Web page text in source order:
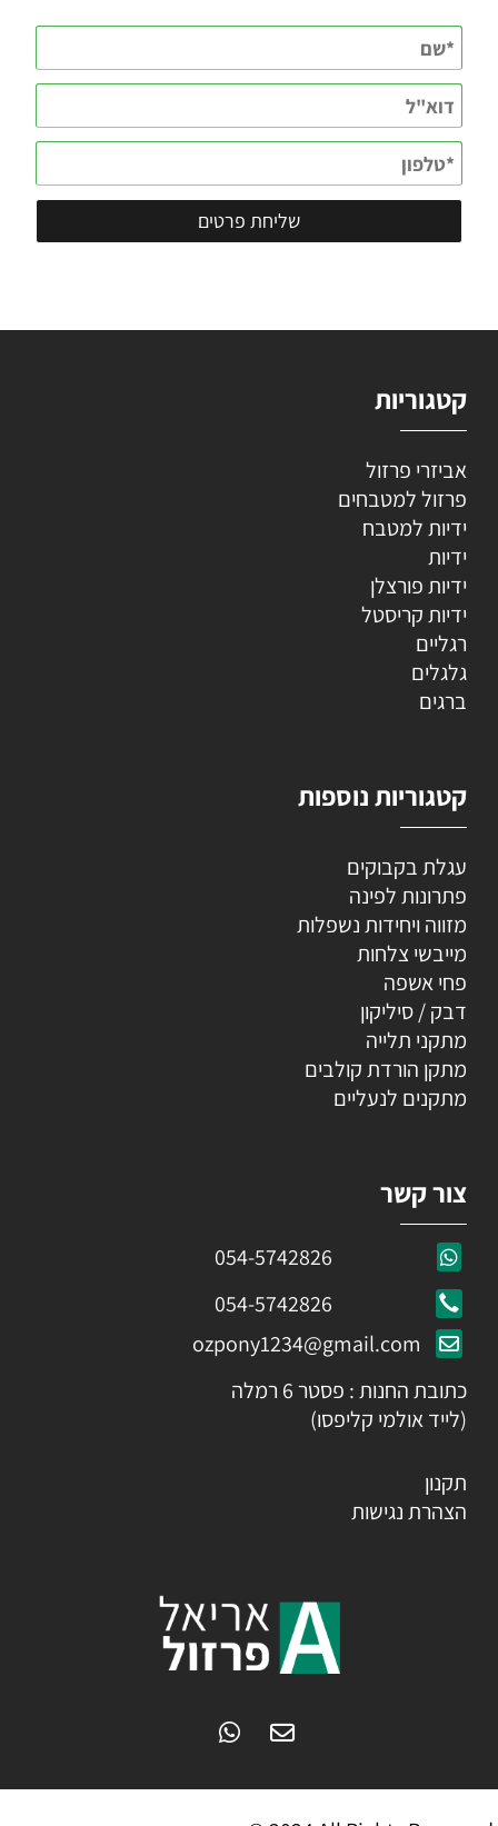
קטגוריות
אביזרי פרזול
פרזול למטבחים
ידיות למטבח
ידיות
ידיות פורצלן
ידיות קריסטל
רגליים
גלגלים
ברגים
קטגוריות נוספות
עגלת בקבוקים
פתרונות לפינה
מזווה ויחידות נשפלות
מייבשי צלחות
פחי אשפה
דבק / סיליקון
מתקני תלייה
מתקן הורדת קולבים
מתקנים לנעליים
צור קשר
054-5742826
054-5742826
ozpony1234@gmail.com
כתובת החנות : פסטר 6 רמלה
(לייד אולמי קליפסו)
תקנון
הצהרת נגישות